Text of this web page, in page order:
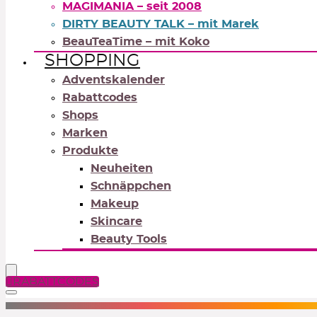
MAGIMANIA – seit 2008
DIRTY BEAUTY TALK – mit Marek
BeauTeaTime – mit Koko
SHOPPING
Adventskalender
Rabattcodes
Shops
Marken
Produkte
Neuheiten
Schnäppchen
Makeup
Skincare
Beauty Tools
RABATTCODES